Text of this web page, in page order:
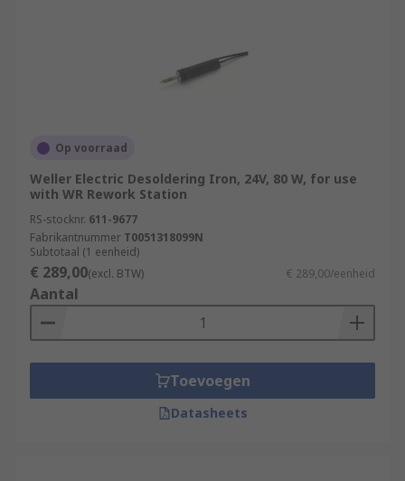
Op voorraad
Weller Electric Desoldering Iron, 24V, 80 W, for use
with WR Rework Station
RS-stocknr. 611-9677
Fabrikantnummer T0051318099N
Subtotaal (1 eenheid)
€ 289,00(excl. BTW) € 289,00/eenheid
Aantal
Toevoegen
Datasheets